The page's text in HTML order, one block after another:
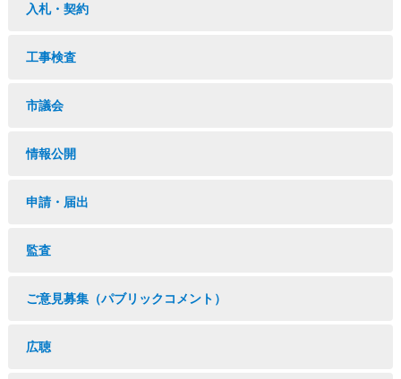
入札・契約
工事検査
市議会
情報公開
申請・届出
監査
ご意見募集（パブリックコメント）
広聴